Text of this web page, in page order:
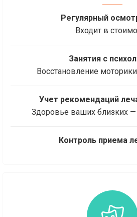
Регулярный
Входит в
Занятия с
Восстановление
Учет рекомендаций
Здоровье ваших близких
Контроль приема